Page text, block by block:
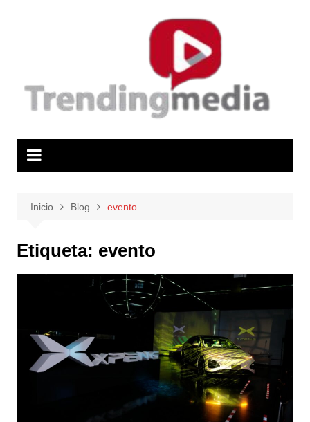
Inicio Blog evento
Etiqueta: evento